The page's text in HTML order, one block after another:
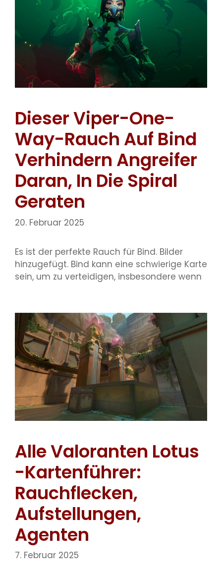
Dieser Viper-One-
Way-Rauch Auf Bind
Verhindern Angreifer
Daran, In Die Spiral
Geraten
20. Februar 2025
Es ist der perfekte Rauch für Bind. Bilder
hinzugefügt. Bind kann eine schwierige Karte
sein, um zu verteidigen, insbesondere wenn
Alle Valoranten Lotus
-Kartenführer:
Rauchflecken,
Aufstellungen,
Agenten
7. Februar 2025